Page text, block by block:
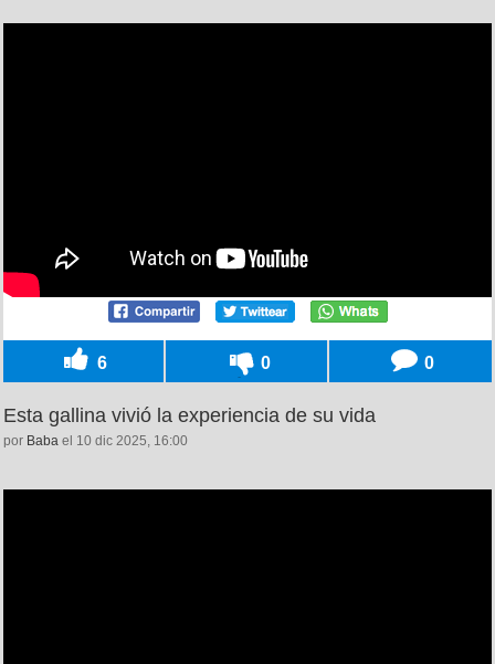
6 0 0
Esta gallina vivió la experiencia de su vida
por Baba el 10 dic 2025, 16:00